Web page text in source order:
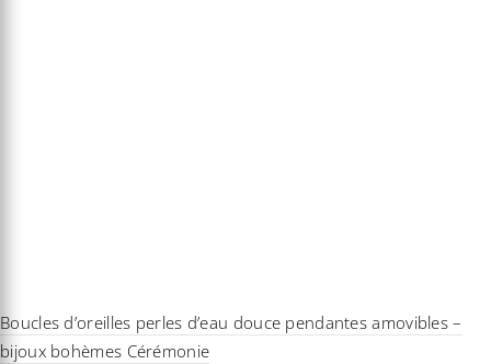
Boucles d’oreilles perles d’eau douce pendantes amovibles –
bijoux bohèmes Cérémonie